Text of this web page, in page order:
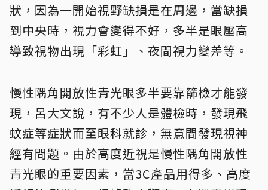
狀，因為一開始視野缺損是在周邊，當缺損
到中央時，視力會變得不好，多半是眼壓高
導致視物出現「彩虹」、夜間視力變差等。
慢性隅角開放性青光眼多半要靠篩檢才能發
現，呂大文說，有不少人是體檢時，發現飛
蚊症等症狀而至眼科就診，無意間發現視神
經有問題。由於高度近視是慢性隅角開放性
青光眼的重要因素， 當3C產品用得多、高度